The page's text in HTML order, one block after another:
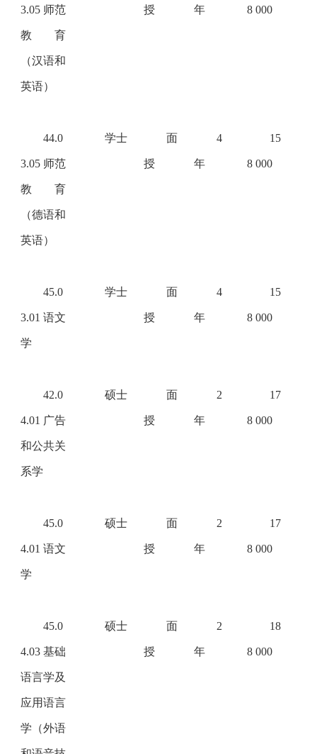
3.05 师范
教育
（汉语和
英语）
授 年 8 000
44.0
3.05 师范
教育
（德语和
英语）
学士 面
授
4
年
15
8 000
45.0
3.01 语文
学
学士 面
授
4
年
15
8 000
42.0
4.01 广告
和公共关
系学
硕士 面
授
2
年
17
8 000
45.0
4.01 语文
学
硕士 面
授
2
年
17
8 000
45.0
4.03 基础
语言学及
应用语言
学（外语
硕士 面
授
2
年
18
8 000